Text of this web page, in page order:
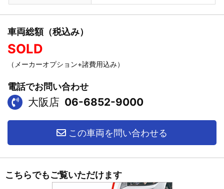
車両総額（税込み）
SOLD
（メーカーオプション+諸費用込み）
電話でお問い合わせ
大阪店 06-6852-9000
この車両を問い合わせる
こちらでもご覧いただけます